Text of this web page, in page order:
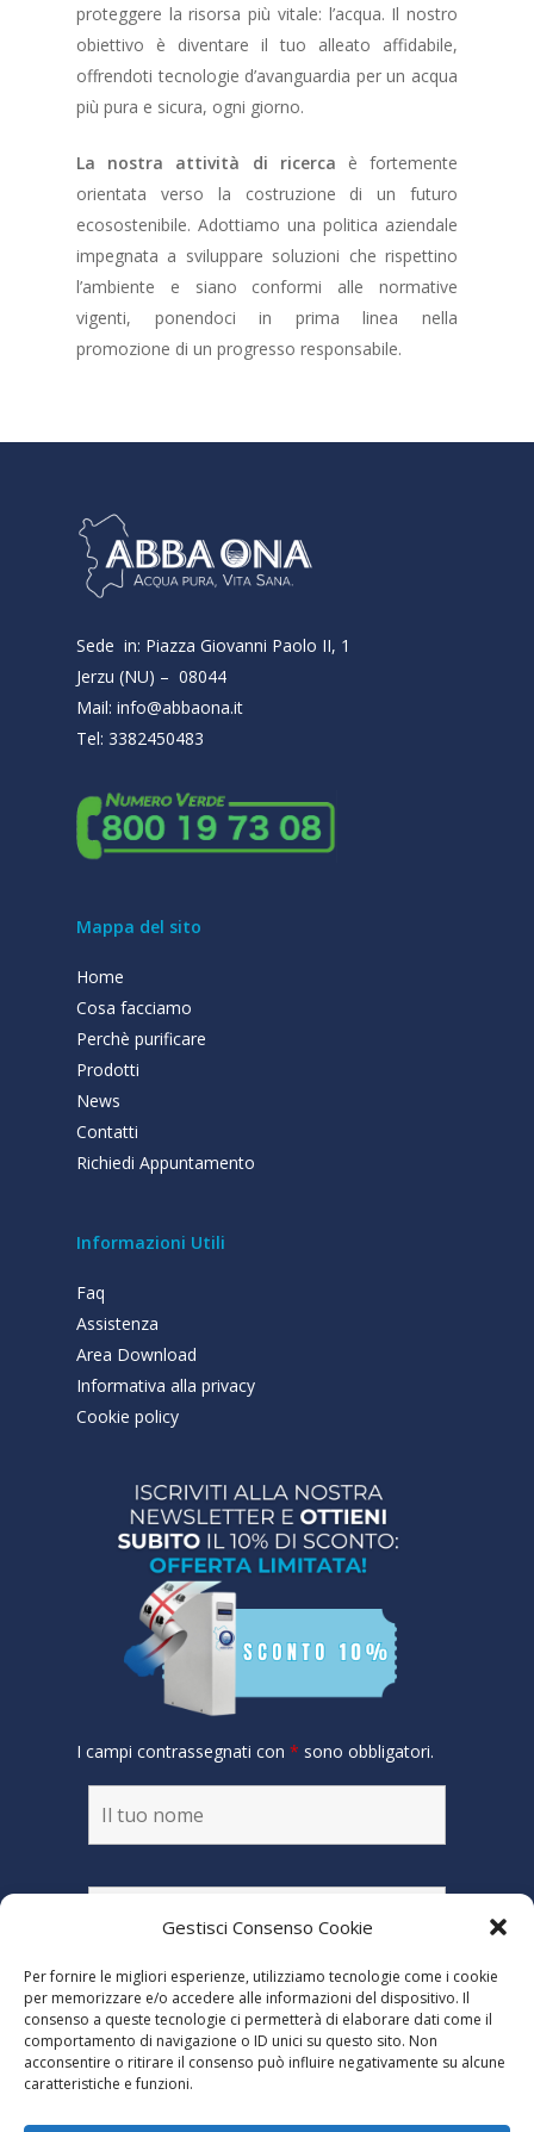
Gestisci Consenso Cookie
Per fornire le migliori esperienze, utilizziamo tecnologie come i cookie
per memorizzare e/o accedere alle informazioni del dispositivo. Il
consenso a queste tecnologie ci permetterà di elaborare dati come il
comportamento di navigazione o ID unici su questo sito. Non
acconsentire o ritirare il consenso può influire negativamente su alcune
caratteristiche e funzioni.
proteggere la risorsa più vitale: l’acqua. Il nostro
obiettivo è diventare il tuo alleato affidabile,
offrendoti tecnologie d’avanguardia per un acqua
più pura e sicura, ogni giorno.
La nostra attività di ricerca è fortemente
orientata verso la costruzione di un futuro
ecosostenibile. Adottiamo una politica aziendale
impegnata a sviluppare soluzioni che rispettino
l’ambiente e siano conformi alle normative
vigenti, ponendoci in prima linea nella
promozione di un progresso responsabile.
Sede in: Piazza Giovanni Paolo II, 1
Jerzu (NU) – 08044
Mail: info@abbaona.it
Tel: 3382450483
Mappa del sito
Home
Cosa facciamo
Perchè purificare
Prodotti
News
Contatti
Richiedi Appuntamento
Informazioni Utili
Faq
Assistenza
Area Download
Informativa alla privacy
Cookie policy
I campi contrassegnati con * sono obbligatori.
Dichiaro di aver letto